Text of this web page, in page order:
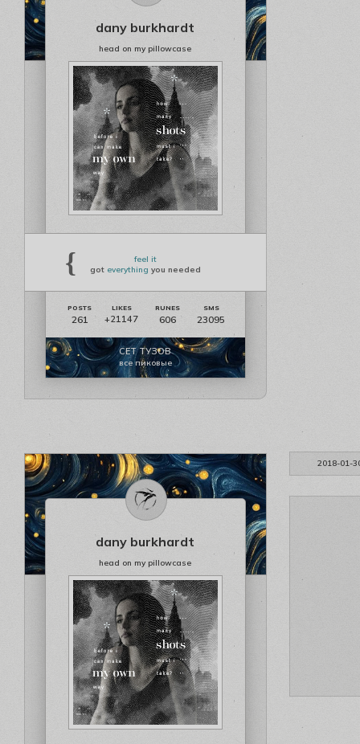
dany burkhardt
head on my pillowcase
{
feel it
got everything you needed
261 +21147 606 23095
СЕТ ТУЗОВ
все пиковые
2018-01-
dany burkhardt
head on my pillowcase